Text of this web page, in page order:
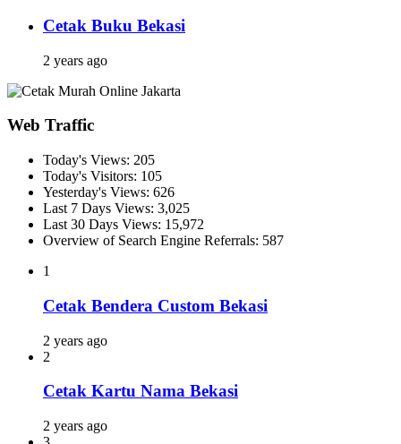
Cetak Buku Bekasi
2 years ago
Web Traffic
Today's Views: 205
Today's Visitors: 105
Yesterday's Views: 626
Last 7 Days Views: 3,025
Last 30 Days Views: 15,972
Overview of Search Engine Referrals: 587
1
Cetak Bendera Custom Bekasi
2 years ago
2
Cetak Kartu Nama Bekasi
2 years ago